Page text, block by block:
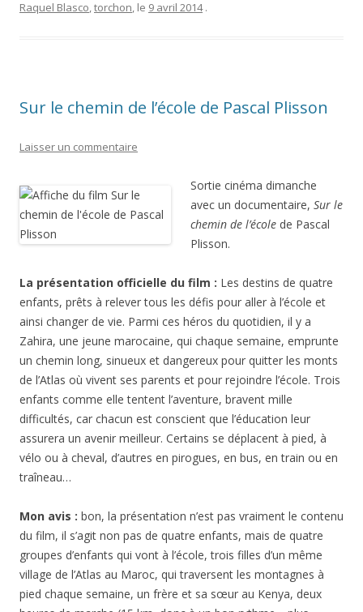
Raquel Blasco,torchon, le 9 avril 2014 .
Sur le chemin de l’école de Pascal Plisson
Laisser un commentaire
Sortie cinéma dimanche
avec un documentaire, Sur le
chemin de l’école de Pascal
Plisson.
La présentation officielle du film : Les destins de quatre
enfants, prêts à relever tous les défis pour aller à l’école et
ainsi changer de vie. Parmi ces héros du quotidien, il y a
Zahira, une jeune marocaine, qui chaque semaine, emprunte
un chemin long, sinueux et dangereux pour quitter les monts
de l’Atlas où vivent ses parents et pour rejoindre l’école. Trois
enfants comme elle tentent l’aventure, bravent mille
difficultés, car chacun est conscient que l’éducation leur
assurera un avenir meilleur. Certains se déplacent à pied, à
vélo ou à cheval, d’autres en pirogues, en bus, en train ou en
traîneau…
Mon avis : bon, la présentation n’est pas vraiment le contenu
du film, il s’agit non pas de quatre enfants, mais de quatre
groupes d’enfants qui vont à l’école, trois filles d’un même
village de l’Atlas au Maroc, qui traversent les montagnes à
pied chaque semaine, un frère et sa sœur au Kenya, deux